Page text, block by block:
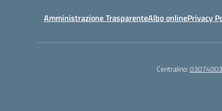
Amministrazione TrasparenteAlbo onlinePrivacy
Centralino: